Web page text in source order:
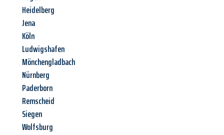
Heidelberg
Jena
Köln
Ludwigshafen
Mönchengladbach
Nürnberg
Paderborn
Remscheid
Siegen
Wolfsburg